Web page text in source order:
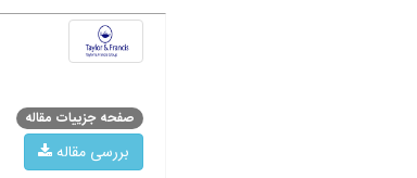
صفحه جزییات مقاله
بررسی مقاله